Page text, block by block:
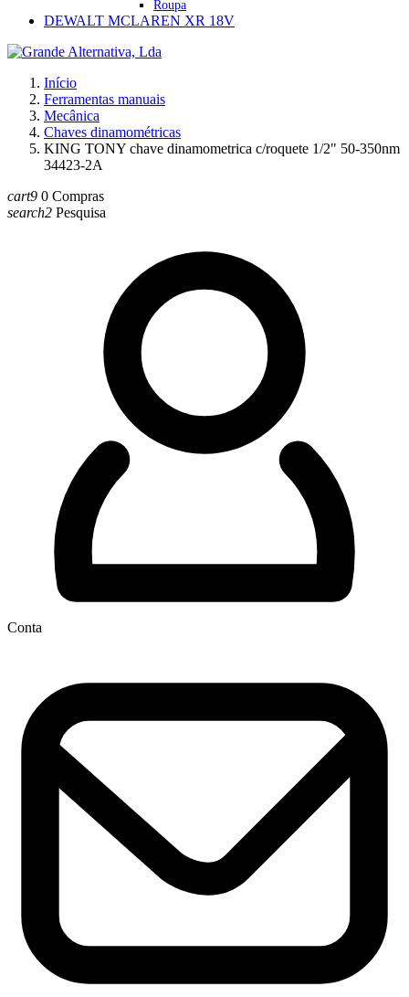
Roupa
DEWALT MCLAREN XR 18V
Início
Ferramentas manuais
Mecânica
Chaves dinamométricas
KING TONY chave dinamometrica c/roquete 1/2" 50-350nm
34423-2A
cart9 0 Compras
search2 Pesquisa
Conta